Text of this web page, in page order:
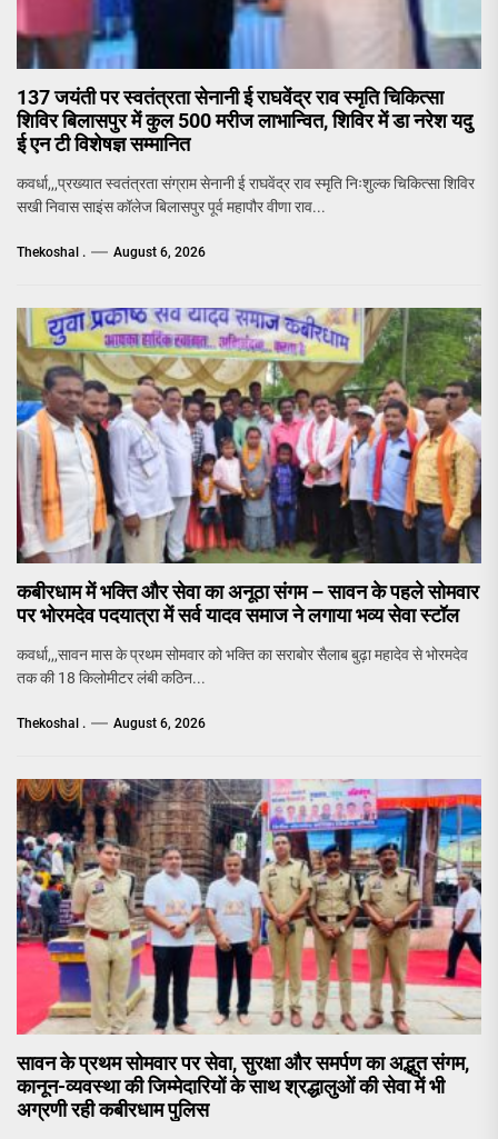
137 जयंती पर स्वतंत्रता सेनानी ई राघवेंद्र राव स्मृति चिकित्सा
शिविर बिलासपुर में कुल 500 मरीज लाभान्वित, शिविर में डा नरेश यदु
ई एन टी विशेषज्ञ सम्मानित
कवर्धा,,,प्रख्यात स्वतंत्रता संग्राम सेनानी ई राघवेंद्र राव स्मृति निःशुल्क चिकित्सा शिविर
सखी निवास साइंस कॉलेज बिलासपुर पूर्व महापौर वीणा राव...
Thekoshal . August 6, 2026
कबीरधाम में भक्ति और सेवा का अनूठा संगम – सावन के पहले सोमवार
पर भोरमदेव पदयात्रा में सर्व यादव समाज ने लगाया भव्य सेवा स्टॉल
कवर्धा,,,सावन मास के प्रथम सोमवार को भक्ति का सराबोर सैलाब बुढ़ा महादेव से भोरमदेव
तक की 18 किलोमीटर लंबी कठिन...
Thekoshal . August 6, 2026
सावन के प्रथम सोमवार पर सेवा, सुरक्षा और समर्पण का अद्भुत संगम,
कानून-व्यवस्था की जिम्मेदारियों के साथ श्रद्धालुओं की सेवा में भी
अग्रणी रही कबीरधाम पुलिस